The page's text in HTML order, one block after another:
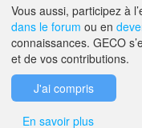
A PROPOS
F.A.Q.
Vous aussi, participez à
dans le forum ou en
connaissances. GECO
et de vos contributions.
J'ai compris
En savoir plus